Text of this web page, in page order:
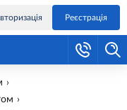
Реєстрація